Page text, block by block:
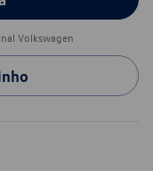
Volkswagen